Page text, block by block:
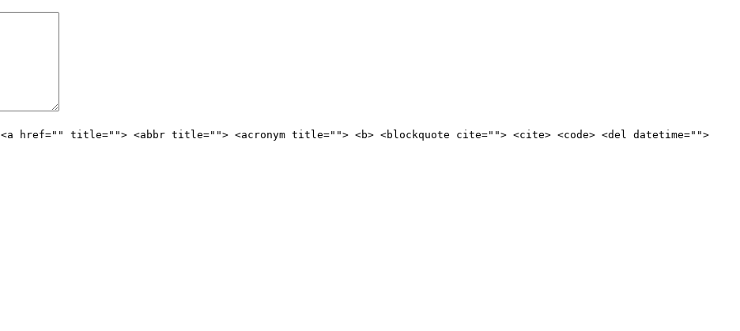
<a href="" title=""> <abbr title=""> <acronym title=""> <b> <blockquote cite=""> <cite> <code> <del datetime="">